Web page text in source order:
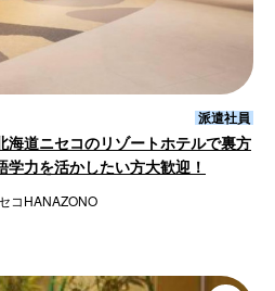
派遣社員
海道ニセコのリゾートホテルで裏方
力を活かしたい方大歓迎！
コHANAZONO